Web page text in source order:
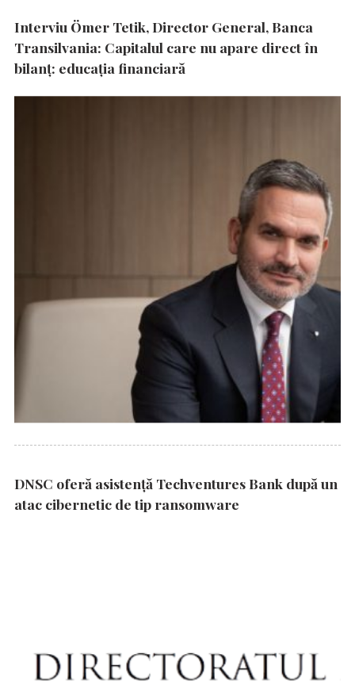
Interviu Ömer Tetik, Director General, Banca
Transilvania: Capitalul care nu apare direct în
bilanț: educația financiară
DNSC oferă asistență Techventures Bank după un
atac cibernetic de tip ransomware